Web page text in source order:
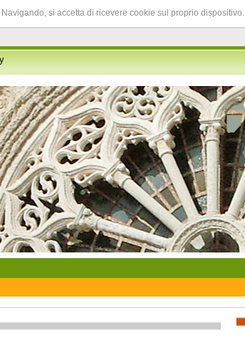
si accetta di ricevere cookie sul proprio dispositivo.